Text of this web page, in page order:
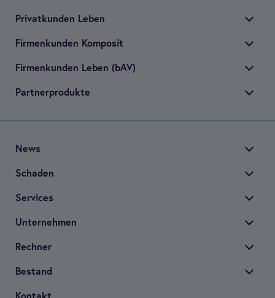
Pri­vat­kun­den Leben
Fir­men­kun­den Kom­po­sit
Fir­men­kun­den Leben (bAV)
Part­ner­pro­dukte
News
Scha­den
Ser­vices
Unter­neh­men
Rech­ner
Bestand
Kon­takt